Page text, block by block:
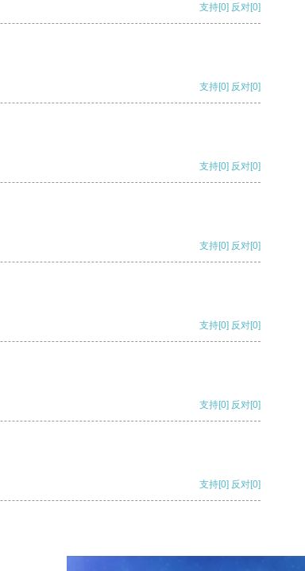
支持[0] 反对[0]
支持[0] 反对[0]
支持[0] 反对[0]
支持[0] 反对[0]
支持[0] 反对[0]
支持[0] 反对[0]
支持[0] 反对[0]